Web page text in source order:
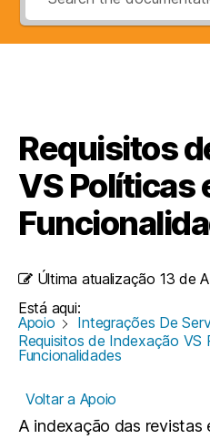
Requisitos
VS Políticas
Última atualização 13 de
Está aqui:
Apoio
Integrações De
Requisitos de Indexação VS
Funcionalidades
Voltar a Apoio
A indexação das revistas